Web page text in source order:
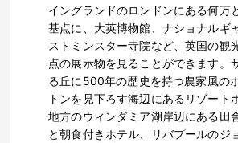
イングランドのロンドンにある何万
基点に、大英博物館、ナショナルギ
ストミンスター寺院など、英国の観
点の展示物を見ることができます。
る丘に500年の歴史を持つ農家風の
トンを見下ろす海辺にあるリゾート
地方のウィンダミア湖岸辺にある田
と朝食付きホテル、リバプールのジ